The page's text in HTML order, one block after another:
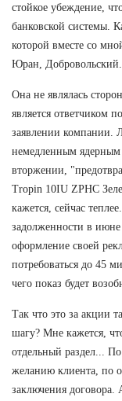
стойкое убеждение,
банковской системы.
которой вместе со
Юран, Добровольский...
Она не являлась
является ответчиком
заявлении компании.
немедленным ядерным
вторжении,
Tropin 10IU ZPHC
кажется, сейчас
задолженности в
оформление своей
потребоваться до 45
чего показ будет
Так что это за акции
шагу? Мне кажется,
отдельный раздел...
желанию клиента, по
заключения договора.